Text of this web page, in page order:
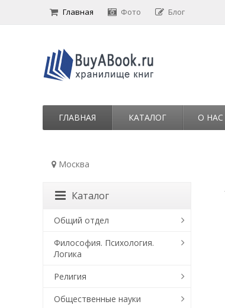
Главная Фото Блог
ГЛАВНАЯ КАТАЛОГ О НАС
Москва
Каталог
Общий отдел
Философия. Психология.
Логика
Религия
Общественные науки